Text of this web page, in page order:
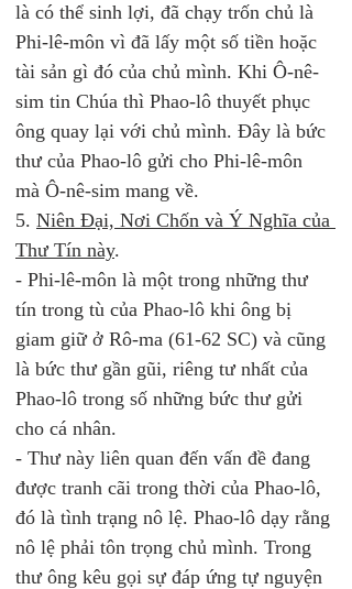
là có thể sinh lợi, đã chạy trốn chủ là
Phi-lê-môn vì đã lấy một số tiền hoặc
tài sản gì đó của chủ mình. Khi Ô-nê-
sim tin Chúa thì Phao-lô thuyết phục
ông quay lại với chủ mình. Đây là bức
thư của Phao-lô gửi cho Phi-lê-môn
mà Ô-nê-sim mang về.
5. Niên Đại, Nơi Chốn và Ý Nghĩa của
Thư Tín này.
- Phi-lê-môn là một trong những thư
tín trong tù của Phao-lô khi ông bị
giam giữ ở Rô-ma (61-62 SC) và cũng
là bức thư gần gũi, riêng tư nhất của
Phao-lô trong số những bức thư gửi
cho cá nhân.
- Thư này liên quan đến vấn đề đang
được tranh cãi trong thời của Phao-lô,
đó là tình trạng nô lệ. Phao-lô dạy rằng
nô lệ phải tôn trọng chủ mình. Trong
thư ông kêu gọi sự đáp ứng tự nguyện